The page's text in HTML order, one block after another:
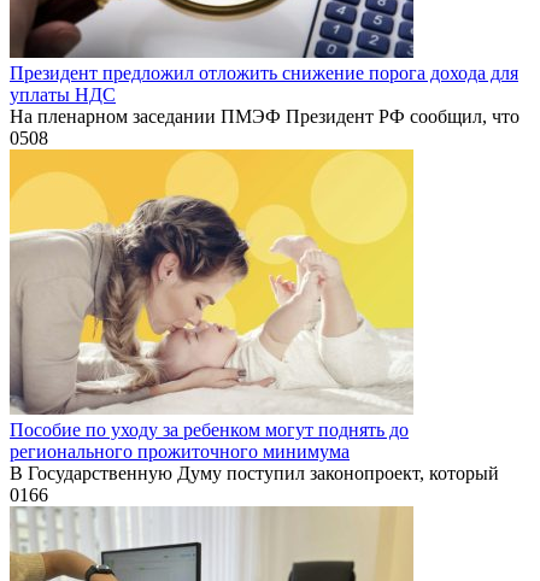
Президент предложил отложить снижение порога дохода для
уплаты НДС
На пленарном заседании ПМЭФ Президент РФ сообщил, что
0508
Пособие по уходу за ребенком могут поднять до
регионального прожиточного минимума
В Государственную Думу поступил законопроект, который
0166